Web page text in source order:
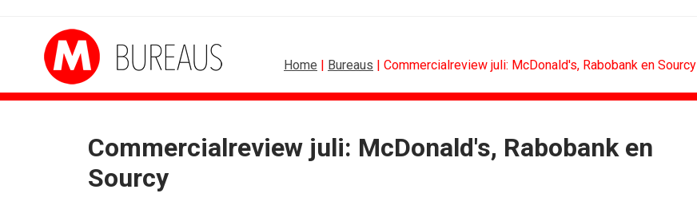
Home | Bureaus | Commercialreview juli: McDonald's, Rabobank en Sourcy
Commercialreview juli: McDonald's, Rabobank en
Sourcy
SPONSORING